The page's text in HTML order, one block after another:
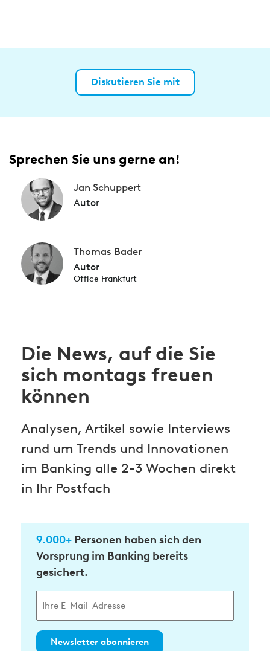
Diskutieren Sie mit
Sprechen Sie uns gerne an!
Jan Schuppert
Autor
Thomas Bader
Autor
Office Frankfurt
Die News, auf die Sie
sich montags freuen
können
Analysen, Artikel sowie Interviews
rund um Trends und Innovationen
im Banking alle 2-3 Wochen direkt
in Ihr Postfach
9.000+ Personen haben sich den
Vorsprung im Banking bereits
gesichert.
Newsletter abonnieren